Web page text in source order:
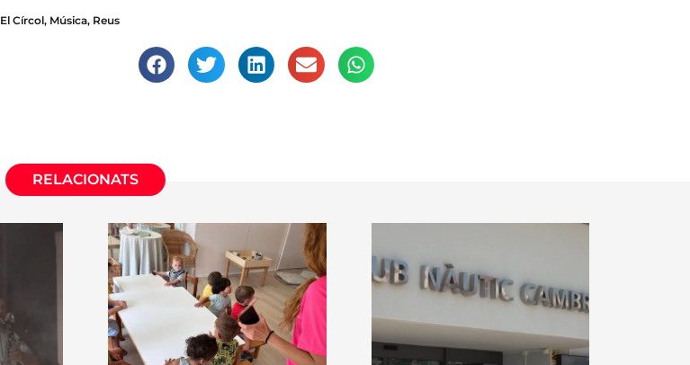
El Círcol, Música, Reus
RELACIONATS